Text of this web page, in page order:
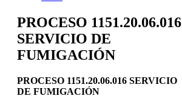
PROCESO 1151.20.06.016
SERVICIO DE
FUMIGACIÓN
PROCESO 1151.20.06.016 SERVICIO
DE FUMIGACIÓN